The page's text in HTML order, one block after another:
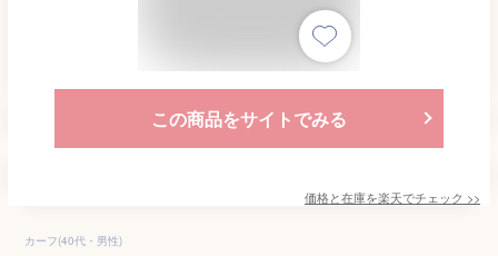
この商品をサイトでみる
価格と在庫を楽天でチェック >>
カーフ(40代・男性)